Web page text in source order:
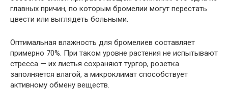
главных причин, по которым бромелии могут перестать
цвести или выглядеть больными.
Оптимальная влажность для бромелиев составляет
примерно 70%. При таком уровне растения не испытывают
стресса — их листья сохраняют тургор, розетка
заполняется влагой, а микроклимат способствует
активному обмену веществ.